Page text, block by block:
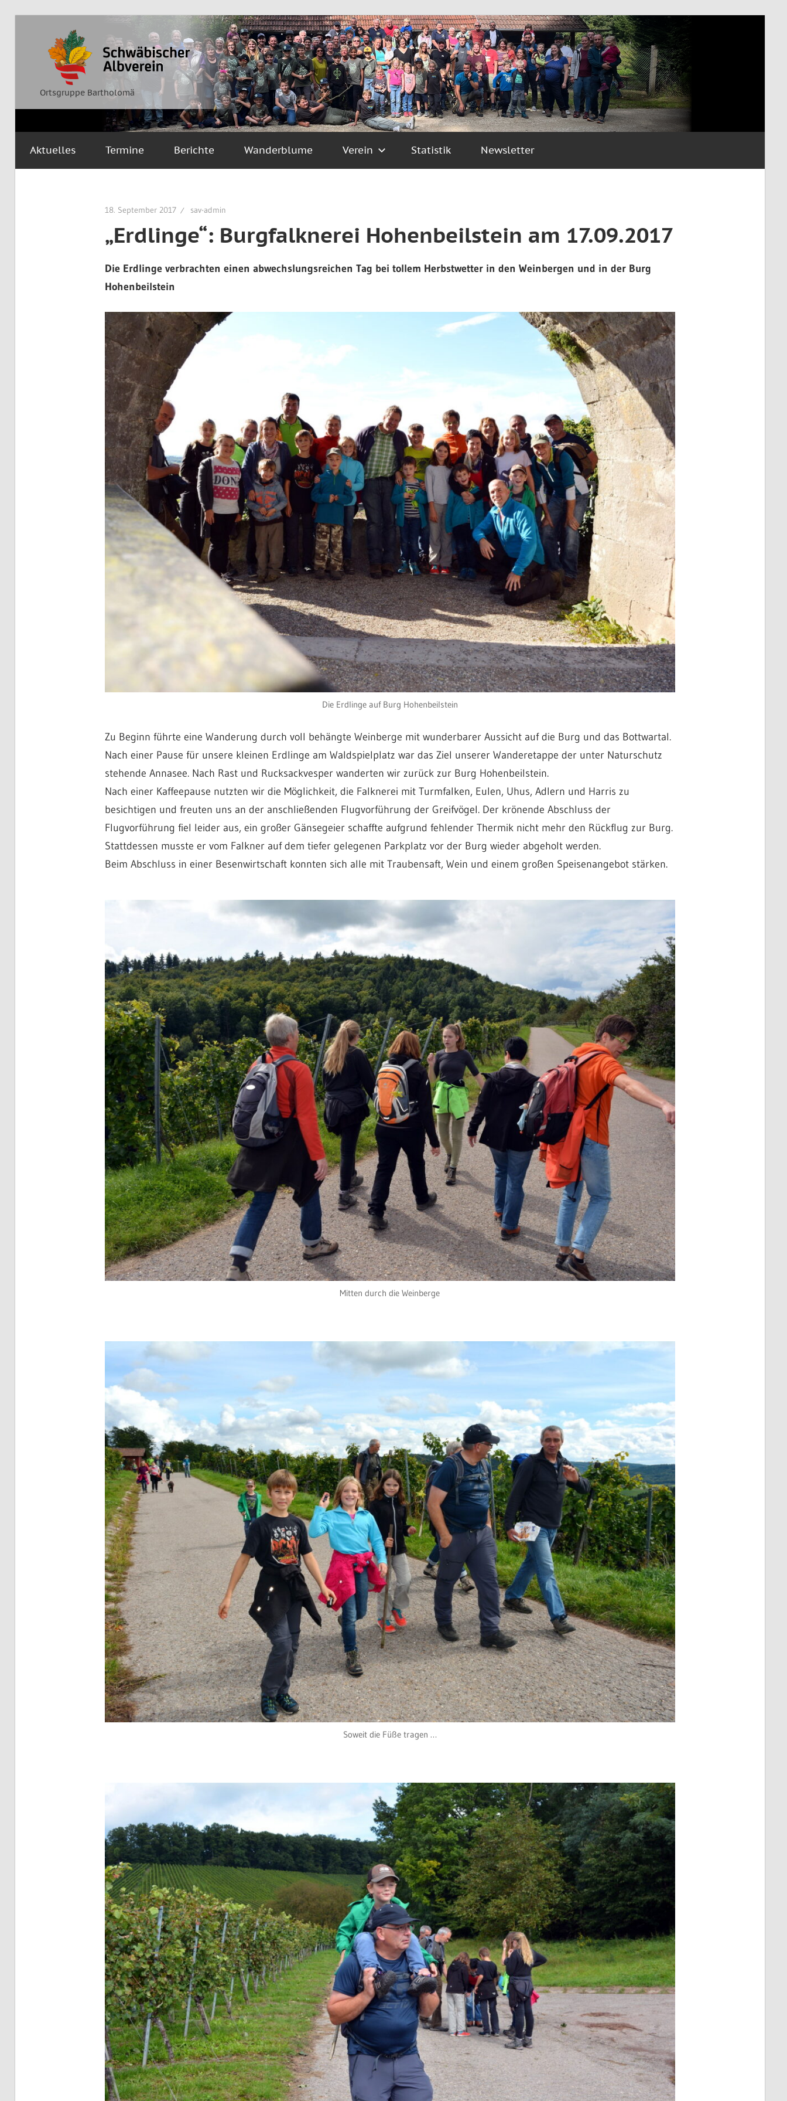
springen
Ortsgruppe Bartholomä
Schwäbischer
Albverein
Ortsgruppe
Bartholomä
Aktuelles Termine Berichte Wanderblume Verein Statistik Newsletter
18. September 2017 sav-admin
„Erdlinge“: Burgfalknerei Hohenbeilstein am 17.09.2017
Die Erdlinge verbrachten einen abwechslungsreichen Tag bei tollem Herbstwetter in den Weinbergen und in der Burg
Hohenbeilstein
Die Erdlinge auf Burg Hohenbeilstein
Zu Beginn führte eine Wanderung durch voll behängte Weinberge mit wunderbarer Aussicht auf die Burg und das Bottwartal.
Nach einer Pause für unsere kleinen Erdlinge am Waldspielplatz war das Ziel unserer Wanderetappe der unter Naturschutz
stehende Annasee. Nach Rast und Rucksackvesper wanderten wir zurück zur Burg Hohenbeilstein.
Nach einer Kaffeepause nutzten wir die Möglichkeit, die Falknerei mit Turmfalken, Eulen, Uhus, Adlern und Harris zu
besichtigen und freuten uns an der anschließenden Flugvorführung der Greifvögel. Der krönende Abschluss der
Flugvorführung fiel leider aus, ein großer Gänsegeier schaffte aufgrund fehlender Thermik nicht mehr den Rückflug zur Burg.
Stattdessen musste er vom Falkner auf dem tiefer gelegenen Parkplatz vor der Burg wieder abgeholt werden.
Beim Abschluss in einer Besenwirtschaft konnten sich alle mit Traubensaft, Wein und einem großen Speisenangebot stärken.
Mitten durch die Weinberge
Soweit die Füße tragen …